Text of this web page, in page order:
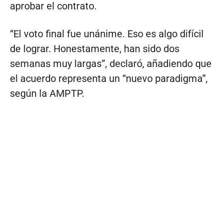
aprobar el contrato.
“El voto final fue unánime. Eso es algo difícil
de lograr. Honestamente, han sido dos
semanas muy largas”, declaró, añadiendo que
el acuerdo representa un “nuevo paradigma”,
según la AMPTP.